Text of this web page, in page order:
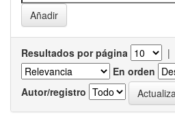
Resultados por página |
En orden
Autor/registro